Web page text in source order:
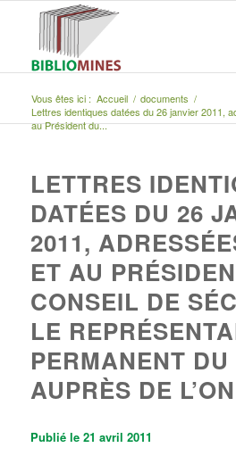
Vous êtes ici : Accueil / documents /
Lettres identiques datées du 26 janvier 2011,
au Président du...
LETTRES
DATÉES DU 26
2011,
ET AU
CONSEIL DE
LE
PERMANENT
AUPRÈS DE
Publié le 21 avril 2011